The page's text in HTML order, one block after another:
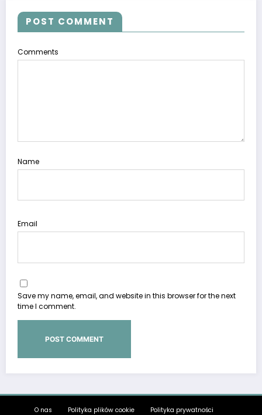
POST COMMENT
Comments
Name
Email
Save my name, email, and website in this browser for the next
time I comment.
O nas Polityka plików cookie Polityka prywatności